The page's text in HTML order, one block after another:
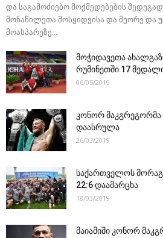
და საგამოძიებო მოქმედებების
მონაწილეთა მოსყიდვისა და მეორე და
მოასპარეზე...
მოჭიდავეთა
რუმინეთში 17
06/05/2019
კონორ
დაასრულა
26/03/2019
საქართველოს
22:6 დაამარცხა
18/03/2019
მაიამიში კონორ